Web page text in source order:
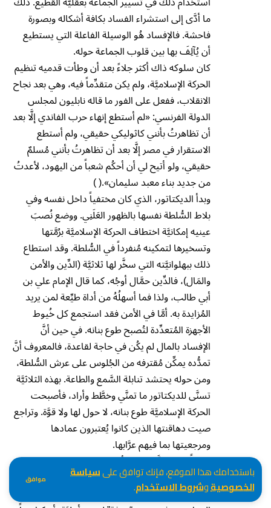
باستخدامك هذا الموقع، فإنك توافق علىسياسة
الخصوصيةوشروط الاستخدام. موافق
ما أدَّى إلى استشراء الفساد بكافة أشكاله وبصورة
فاحشة. فالإفساد هُو الوسيلة الفاعلة التي يستطيع
أن يُآلِفَ بها بين قلوب الجماعة حوله.
كان سلوكه ذاك أكثر جلاءً بعد أن وطأت قدميه تنظيم
الحركة الإسلاميَّة، ولم يكن متقدِّماً فيه، وهي بعد نجاح
الانقلاب، ففعل على الفور ما قاله نابليون لمجلس
الدولة الفرنسي: «لم أستطع إنهاء حرب الفاندي إلَّا بعد
أن تظاهرتُ بأنني كاثوليكي حقيقي، ولم أستطع
الاستقرار في مصر إلَّا بعد أن تظاهرتُ بأنني مُسلمٌ
حقيقي، ولو أتيح لي أن أحكُم شعباً من اليهود، لأعدتُ
من جديد بناء معبد سليمان».( )
وبدأ الديكتاتور، الذي كان مختفياً داخل نفسه وفي
بلاط السُّلطة نفسها بالظهور العَلَنِي. ووضع نُصبَ
عينيه إمكانيَّة اختطاف الحركة الإسلاميَّة برُمَّتها
وتسخيرها لتمكينه مُنفرداً في السُّلطة. وقد استطاع
ذلك ببهلوانيَّته التي سخَّر لها ثلاثيَّة (الدِّين والأمن
والمَال)، فالدِّين حمَّال أوجُه، كما قال الإمام علي بن
أبي طالب، ولذا فما أسهلُهُ من أداة طيِّعة لمن يريد
المُزايدة به. أمَّا في الأمن فقد استجمع كل خُيوط
الأجهزة المُتعدِّدة لتُصبح طوع بنانه. في حين أنَّ
الإفساد بالمال لم يكُن في حاجة لقاعدة، فالمعروف أنَّ
تمدُّده يمكِّن مُقترفه من الجُلوس على عرش السُّلطة،
ومن حوله يحتشد تنابلة السَّمع والطاعة. بهذه الثلاثيَّة
تسنَّى للديكتاتور ما تمنَّي وخطَّط وأراد، فأصبحت
الحركة الإسلاميَّة طوع بنانه، لا حول لها ولا قوَّة. وتراجع
صيت دهاقنتها الذين كانوا يُعتبرون عمادها
ومرجعيتها بما فيهم عرَّابها.
ختاماً نقول: إنَّ ما جرى أثناء كتابة هذا الفصل من
اشتباكاتٍ بين قبائل الفونج والهَوسَا في مدينة
الدمازين بولاية النيل الأزرق كان سيناريو مخيفاً بكُلِّ